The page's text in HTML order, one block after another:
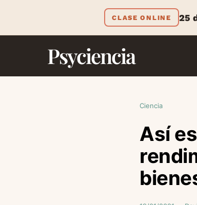
CLASE ONLINE 25
Psyciencia
Ciencia
Así